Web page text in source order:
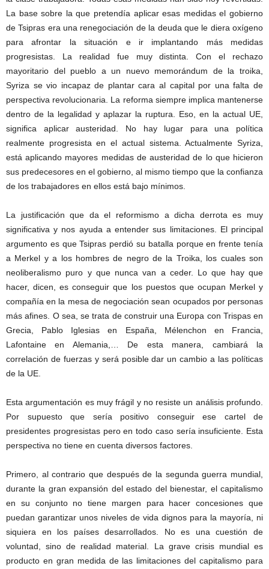
La base sobre la que pretendía aplicar esas medidas el gobierno
de Tsipras era una renegociación de la deuda que le diera oxígeno
para afrontar la situación e ir implantando más medidas
progresistas. La realidad fue muy distinta. Con el rechazo
mayoritario del pueblo a un nuevo memorándum de la troika,
Syriza se vio incapaz de plantar cara al capital por una falta de
perspectiva revolucionaria. La reforma siempre implica mantenerse
dentro de la legalidad y aplazar la ruptura. Eso, en la actual UE,
significa aplicar austeridad. No hay lugar para una política
realmente progresista en el actual sistema. Actualmente Syriza,
está aplicando mayores medidas de austeridad de lo que hicieron
sus predecesores en el gobierno, al mismo tiempo que la confianza
de los trabajadores en ellos está bajo mínimos.
La justificación que da el reformismo a dicha derrota es muy
significativa y nos ayuda a entender sus limitaciones. El principal
argumento es que Tsipras perdió su batalla porque en frente tenía
a Merkel y a los hombres de negro de la Troika, los cuales son
neoliberalismo puro y que nunca van a ceder. Lo que hay que
hacer, dicen, es conseguir que los puestos que ocupan Merkel y
compañía en la mesa de negociación sean ocupados por personas
más afines. O sea, se trata de construir una Europa con Trispas en
Grecia, Pablo Iglesias en España, Mélenchon en Francia,
Lafontaine en Alemania,… De esta manera, cambiará la
correlación de fuerzas y será posible dar un cambio a las políticas
de la UE.
Esta argumentación es muy frágil y no resiste un análisis profundo.
Por supuesto que sería positivo conseguir ese cartel de
presidentes progresistas pero en todo caso sería insuficiente. Esta
perspectiva no tiene en cuenta diversos factores.
Primero, al contrario que después de la segunda guerra mundial,
durante la gran expansión del estado del bienestar, el capitalismo
en su conjunto no tiene margen para hacer concesiones que
puedan garantizar unos niveles de vida dignos para la mayoría, ni
siquiera en los países desarrollados. No es una cuestión de
voluntad, sino de realidad material. La grave crisis mundial es
producto en gran medida de las limitaciones del capitalismo para